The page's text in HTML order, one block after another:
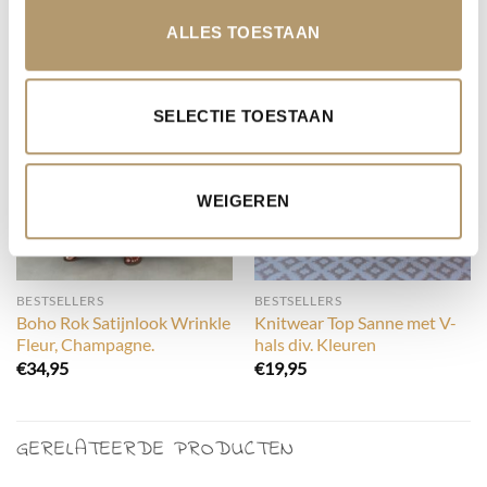
ALLES TOESTAAN
SELECTIE TOESTAAN
WEIGEREN
BESTSELLERS
Boho Rok Satijnlook Wrinkle
Fleur, Champagne.
€34,95
BESTSELLERS
Knitwear Top Sanne met V-
hals div. Kleuren
€19,95
GERELATEERDE PRODUCTEN